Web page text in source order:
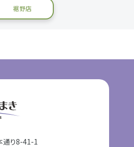
裾野店
通り8-41-1